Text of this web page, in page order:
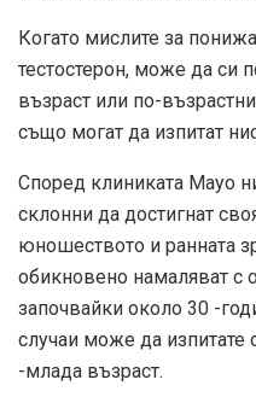
Когато мислите за
тестостерон, може да си
възраст или по-
също могат да изпитат
Според клиниката Mayo
склонни да достигнат
юношеството и ранната
обикновено намаляват с
започвайки около 30 -
случаи може да изпитате
-млада възраст.